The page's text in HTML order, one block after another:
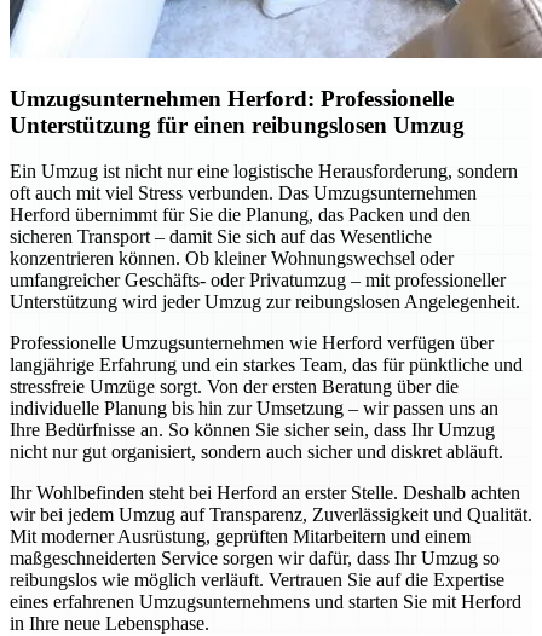
Umzugsunternehmen Herford: Professionelle
Unterstützung für einen reibungslosen Umzug
Ein Umzug ist nicht nur eine logistische Herausforderung, sondern
oft auch mit viel Stress verbunden. Das Umzugsunternehmen
Herford übernimmt für Sie die Planung, das Packen und den
sicheren Transport – damit Sie sich auf das Wesentliche
konzentrieren können. Ob kleiner Wohnungswechsel oder
umfangreicher Geschäfts- oder Privatumzug – mit professioneller
Unterstützung wird jeder Umzug zur reibungslosen Angelegenheit.
Professionelle Umzugsunternehmen wie Herford verfügen über
langjährige Erfahrung und ein starkes Team, das für pünktliche und
stressfreie Umzüge sorgt. Von der ersten Beratung über die
individuelle Planung bis hin zur Umsetzung – wir passen uns an
Ihre Bedürfnisse an. So können Sie sicher sein, dass Ihr Umzug
nicht nur gut organisiert, sondern auch sicher und diskret abläuft.
Ihr Wohlbefinden steht bei Herford an erster Stelle. Deshalb achten
wir bei jedem Umzug auf Transparenz, Zuverlässigkeit und Qualität.
Mit moderner Ausrüstung, geprüften Mitarbeitern und einem
maßgeschneiderten Service sorgen wir dafür, dass Ihr Umzug so
reibungslos wie möglich verläuft. Vertrauen Sie auf die Expertise
eines erfahrenen Umzugsunternehmens und starten Sie mit Herford
in Ihre neue Lebensphase.